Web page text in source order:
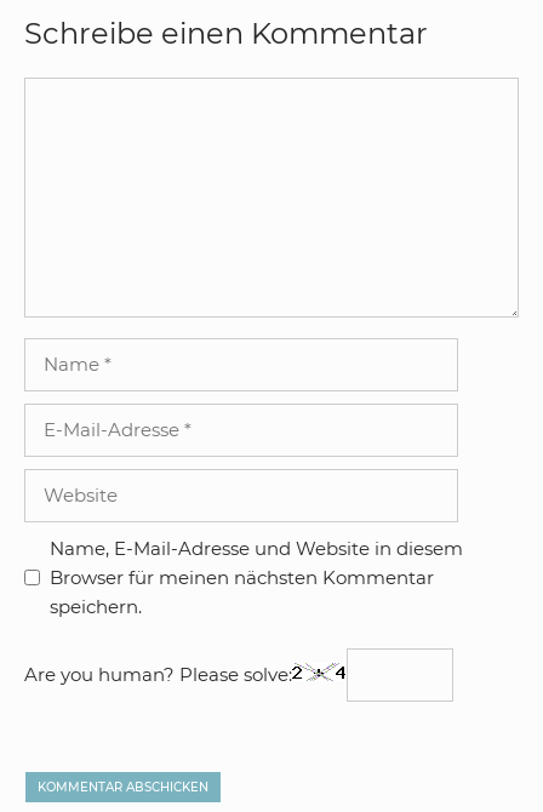
Schreibe einen Kommentar
Adresse
Name, E-Mail-Adresse und Website in diesem
Browser für meinen nächsten Kommentar
speichern.
Are you human? Please solve: